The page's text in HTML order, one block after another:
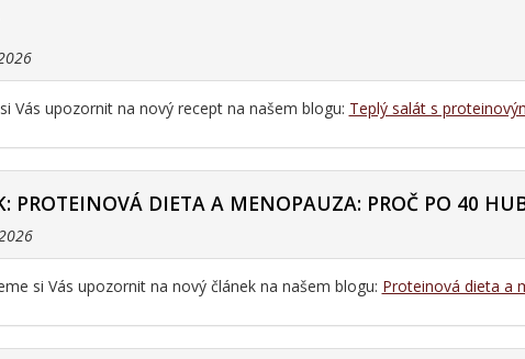
Vás upozornit na nový recept na našem blogu: Teplý salát s
PROTEINOVÁ DIETA A MENOPAUZA: PROČ PO 40
si Vás upozornit na nový článek na našem blogu: Proteinová dieta a